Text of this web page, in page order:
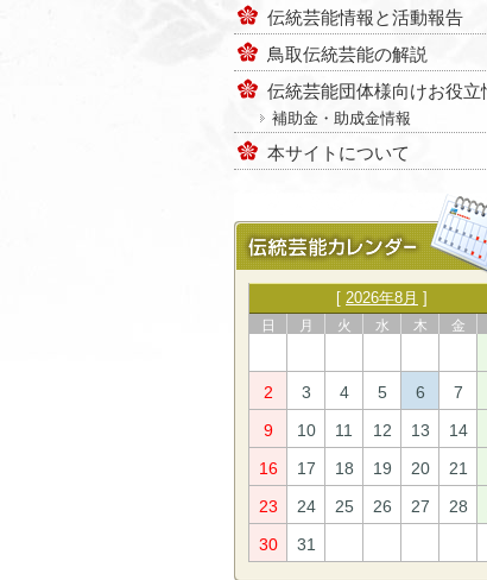
伝統芸能情報と活動報告
鳥取伝統芸能の解説
伝統芸能団体様向けお役立
補助金・助成金情報
本サイトについて
[ 2026年8月 ]
日 月 火 水 木 金
2
3 4 5 6 7
9
10 11 12 13 14
16
17 18 19 20 21
23
24 25 26 27 28
30
31